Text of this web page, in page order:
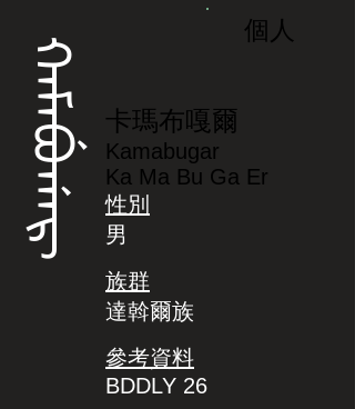
ᡴᠠᠮᠠᠪᡠᡤᠠᡵ
個人
卡瑪布嘎爾
Kamabugar
Ka Ma Bu Ga Er
性別
男
族群
達斡爾族
參考資料
BDDLY 26